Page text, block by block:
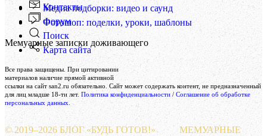
Медиа подборки: видео и саунд
Фотошоп: поделки, уроки, шаблоны
Мемуарные записки доживающего
Контакты
Форум
Поиск
Карта сайта
Все права защищены. При цитировании
материалов наличие прямой активной
ссылки на сайт san2.ru обязательно. Сайт может содержать контент, не предназначенный
для лиц младше 18-ти лет. Политика конфиденциальности / Соглашение об обработке
персональных данных
© 2019–2026 БЛОГ «БУДЬ ГОТОВ!»
МЕМУАРНЫЕ